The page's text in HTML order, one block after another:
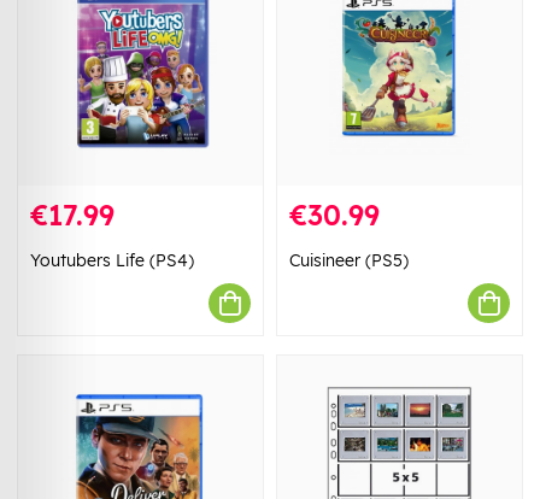
€17.99
Youtubers Life (PS4)
€30.99
Cuisineer (PS5)